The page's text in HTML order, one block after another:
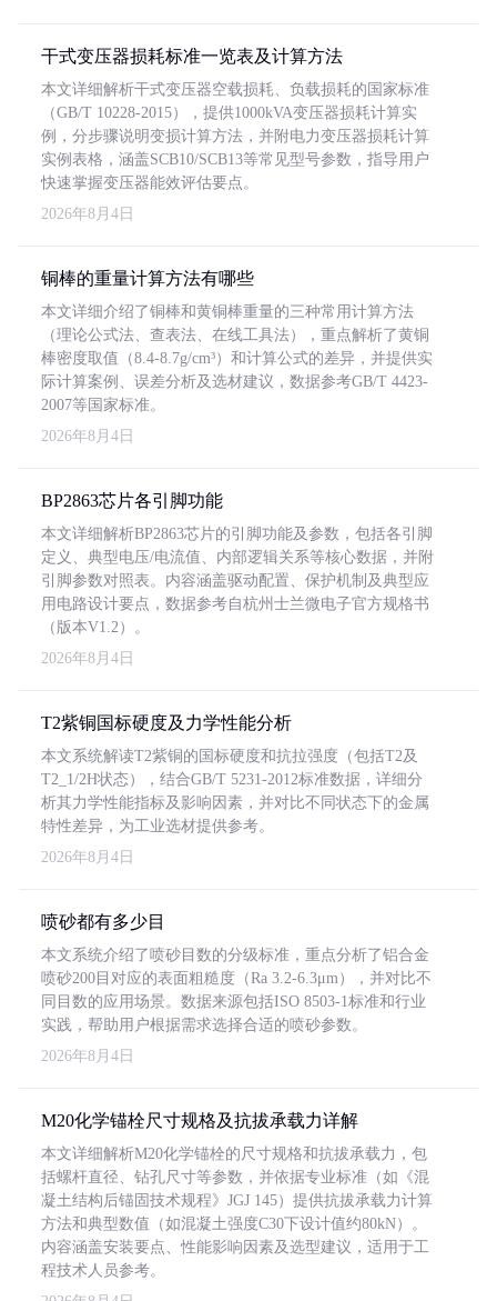
干式变压器损耗标准一览表及计算方法
本文详细解析干式变压器空载损耗、负载损耗的国家标准
（GB/T 10228-2015），提供1000kVA变压器损耗计算实
例，分步骤说明变损计算方法，并附电力变压器损耗计算
实例表格，涵盖SCB10/SCB13等常见型号参数，指导用户
快速掌握变压器能效评估要点。
2026年8月4日
铜棒的重量计算方法有哪些
本文详细介绍了铜棒和黄铜棒重量的三种常用计算方法
（理论公式法、查表法、在线工具法），重点解析了黄铜
棒密度取值（8.4-8.7g/cm³）和计算公式的差异，并提供实
际计算案例、误差分析及选材建议，数据参考GB/T 4423-
2007等国家标准。
2026年8月4日
BP2863芯片各引脚功能
本文详细解析BP2863芯片的引脚功能及参数，包括各引脚
定义、典型电压/电流值、内部逻辑关系等核心数据，并附
引脚参数对照表。内容涵盖驱动配置、保护机制及典型应
用电路设计要点，数据参考自杭州士兰微电子官方规格书
（版本V1.2）。
2026年8月4日
T2紫铜国标硬度及力学性能分析
本文系统解读T2紫铜的国标硬度和抗拉强度（包括T2及
T2_1/2H状态），结合GB/T 5231-2012标准数据，详细分
析其力学性能指标及影响因素，并对比不同状态下的金属
特性差异，为工业选材提供参考。
2026年8月4日
喷砂都有多少目
本文系统介绍了喷砂目数的分级标准，重点分析了铝合金
喷砂200目对应的表面粗糙度（Ra 3.2-6.3μm），并对比不
同目数的应用场景。数据来源包括ISO 8503-1标准和行业
实践，帮助用户根据需求选择合适的喷砂参数。
2026年8月4日
M20化学锚栓尺寸规格及抗拔承载力详解
本文详细解析M20化学锚栓的尺寸规格和抗拔承载力，包
括螺杆直径、钻孔尺寸等参数，并依据专业标准（如《混
凝土结构后锚固技术规程》JGJ 145）提供抗拔承载力计算
方法和典型数值（如混凝土强度C30下设计值约80kN）。
内容涵盖安装要点、性能影响因素及选型建议，适用于工
程技术人员参考。